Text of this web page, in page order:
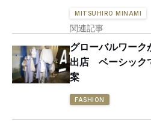
MITSUHIRO MINAMI
関連記事
グローバルワーク
出店 ベーシック
案
FASHION